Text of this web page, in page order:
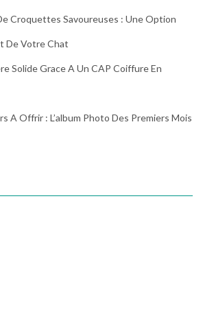
Croquettes Savoureuses : Une Option
De Votre Chat
Solide Grace A Un CAP Coiffure En
A Offrir : L’album Photo Des Premiers Mois